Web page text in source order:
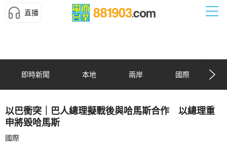
直播
即時新聞 本地 兩岸 國際
以巴衝突｜巴人總理擬戰後與哈馬斯合作 以總理重
申將毀哈馬斯
國際